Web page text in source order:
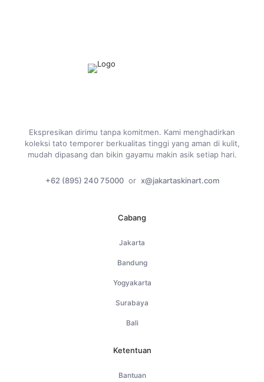
Ekspresikan dirimu tanpa komitmen. Kami menghadirkan
koleksi tato temporer berkualitas tinggi yang aman di kulit,
mudah dipasang dan bikin gayamu makin asik setiap hari.
+62 (895) 240 75000 or x@jakartaskinart.com
Cabang
Jakarta
Bandung
Yogyakarta
Surabaya
Bali
Ketentuan
Bantuan